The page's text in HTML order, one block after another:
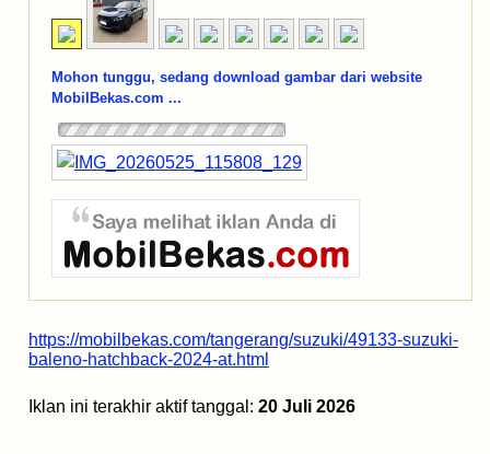
Mohon tunggu, sedang download gambar dari website
MobilBekas.com ...
https://mobilbekas.com/tangerang/suzuki/49133-suzuki-
baleno-hatchback-2024-at.html
Iklan ini terakhir aktif tanggal: 20 Juli 2026